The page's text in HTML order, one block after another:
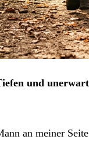
und
an meiner